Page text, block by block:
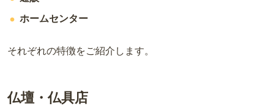
ホームセンター
それぞれの特徴をご紹介します。
仏壇・仏具店